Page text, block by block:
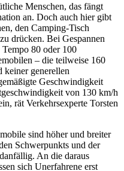
Menschen, das fängt
an. Doch auch hier gibt
den Camping-Tisch
drücken. Bei Gespannen
80 oder 100
– die teilweise 160
keiner generellen
Geschwindigkeit
von 130 km/h
rät Verkehrsexperte Torsten
sind höher und breiter
Schwerpunkts und der
An die daraus
sich Unerfahrene erst